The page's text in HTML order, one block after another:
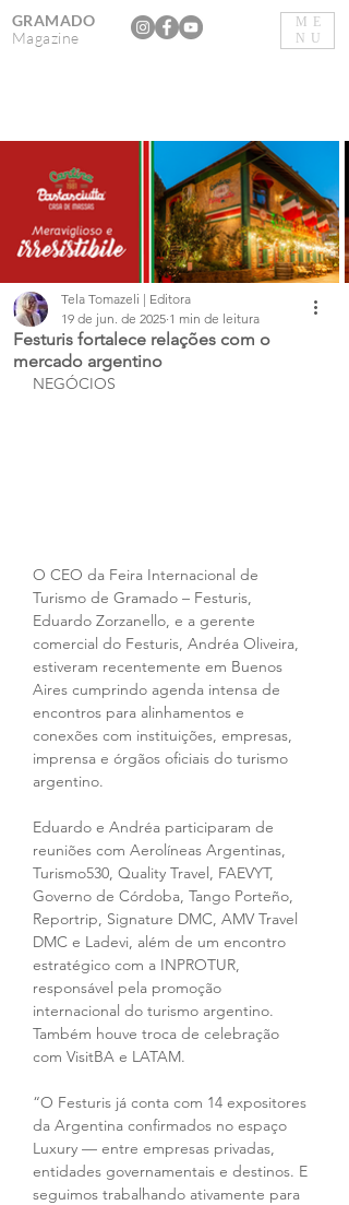
ME
NU
GRAMADO
Magazine
Festuris fortalece relações com o
mercado argentino
Tela Tomazeli | Editora
19 de jun. de 2025 1 min de leitura
NEGÓCIOS
O CEO da Feira Internacional de
Turismo de Gramado – Festuris,
Eduardo Zorzanello, e a gerente
comercial do Festuris, Andréa Oliveira,
estiveram recentemente em Buenos
Aires cumprindo agenda intensa de
encontros para alinhamentos e
conexões com instituições, empresas,
imprensa e órgãos oficiais do turismo
argentino.
Eduardo e Andréa participaram de
reuniões com Aerolíneas Argentinas,
Turismo530, Quality Travel, FAEVYT,
Governo de Córdoba, Tango Porteño,
Reportrip, Signature DMC, AMV Travel
DMC e Ladevi, além de um encontro
estratégico com a INPROTUR,
responsável pela promoção
internacional do turismo argentino.
Também houve troca de celebração
com VisitBA e LATAM.
“O Festuris já conta com 14 expositores
da Argentina confirmados no espaço
Luxury — entre empresas privadas,
entidades governamentais e destinos. E
seguimos trabalhando ativamente para